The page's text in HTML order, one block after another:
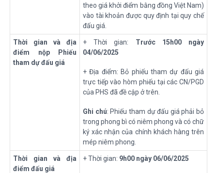
theo giá khởi điểm bằng đồng Việt Nam)
vào tài khoản được quy định tại quy chế
đấu giá.
Thời gian và địa
điểm nộp Phiếu
tham dự đấu giá
+ Thời gian: Trước 15h00 ngày
04/06/2025
+ Địa điểm: Bỏ phiếu tham dự đấu giá
trực tiếp vào hòm phiếu tại các CN/PGD
của PHS đã đề cập ở trên.
Ghi chú: Phiếu tham dự đấu giá phải bỏ
trong phong bì có niêm phong và có chữ
ký xác nhận của chính khách hàng trên
mép niêm phong.
Thời gian và địa
điểm đấu giá
+ Thời gian: 9h00 ngày 06/06/2025